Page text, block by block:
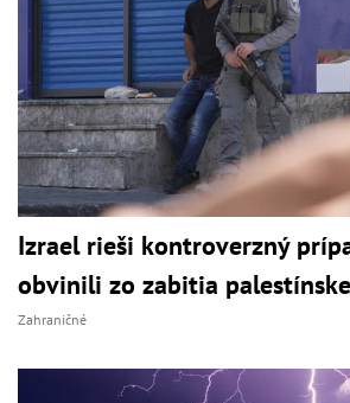
Izrael rieši kontroverzný
obvinili zo zabitia
Zahraničné